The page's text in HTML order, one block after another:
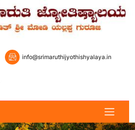
info@srimaruthijyothishyalaya.in